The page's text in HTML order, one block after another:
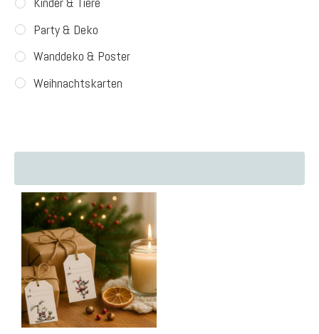
Party & Deko
Wanddeko & Poster
Weihnachtskarten